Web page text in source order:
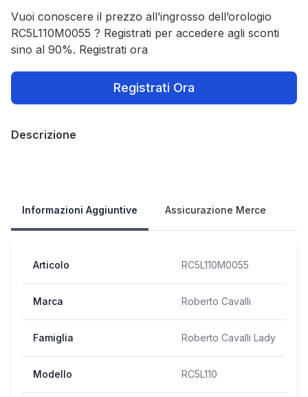
Vuoi conoscere il prezzo all’ingrosso dell’orologio
RC5L110M0055 ? Registrati per accedere agli sconti
sino al 90%. Registrati ora
Registrati Ora
Descrizione
Informazioni Aggiuntive Assicurazione Merce
Articolo RC5L110M0055
Marca Roberto Cavalli
Famiglia Roberto Cavalli Lady
Modello RC5L110